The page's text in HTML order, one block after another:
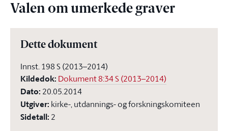
Valen om umerkede graver
Dette dokument
Innst. 198 S (2013–2014)
Kildedok: Dokument 8:34 S (2013–2014)
Dato: 20.05.2014
Utgiver: kirke-, utdannings- og forskningskomiteen
Sidetall: 2